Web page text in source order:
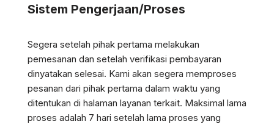
Sistem Pengerjaan/Proses
Segera setelah pihak pertama melakukan
pemesanan dan setelah verifikasi pembayaran
dinyatakan selesai. Kami akan segera memproses
pesanan dari pihak pertama dalam waktu yang
ditentukan di halaman layanan terkait. Maksimal lama
proses adalah 7 hari setelah lama proses yang